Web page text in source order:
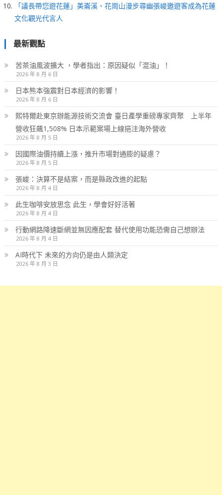
「議長帶您遊花蓮」美崙溪、花崗山漫步尋幽張峻邀遊客成為花蓮
文化觀光代言人
最新觀點
苦茶油風波擴大 ，學者指出：原因疑似「混油」！
2026 年 8 月 6 日
日本熊本強震對日本經濟的影響！
2026 年 8 月 6 日
熙特爾赴東京辦能源技術交流會 臺日產學重磅專家齊聚 上半年
營收狂飆1,508% 日本示範案場上線挹注海外營收
2026 年 8 月 5 日
因國際油價持續上漲，推升市場對通膨的疑慮？
2026 年 8 月 5 日
張峻：決算不是結案，而是縣政改進的起點
2026 年 8 月 4 日
此生咖啡安放思念 此生，學會好好活著
2026 年 8 月 4 日
行動網路降速斷網並無因應配套 替代使用功能恐需自己想辦法
2026 年 8 月 4 日
AI時代下 未來的方向仍是由人類決定
2026 年 8 月 3 日